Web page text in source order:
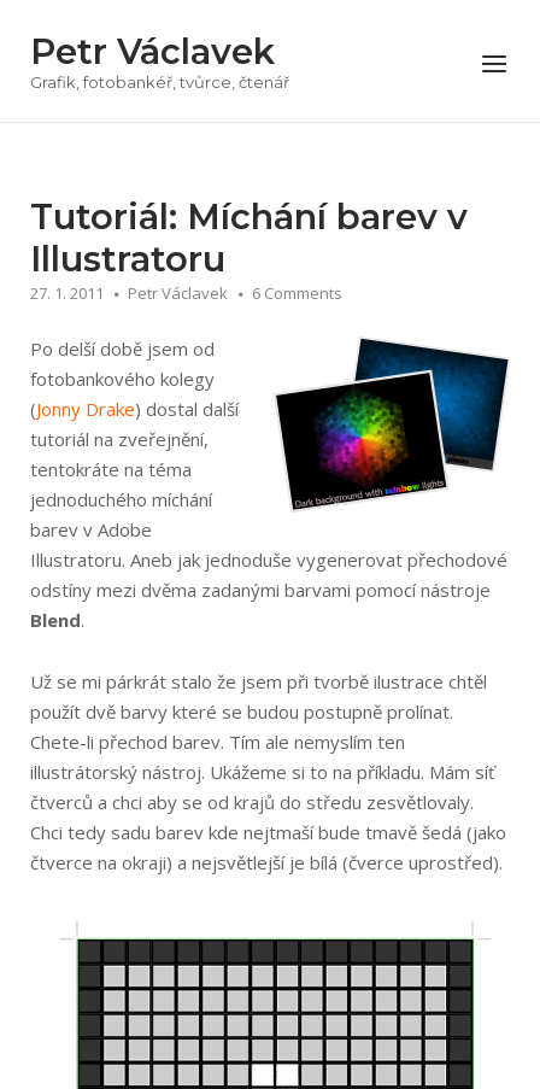
obsah
Petr Václavek
Grafik, fotobankéř, tvůrce, čtenář
Menu
Tutoriál: Míchání barev v
Illustratoru
27. 1. 2011 Petr Václavek 6 Comments
Po delší době jsem od
fotobankového kolegy
(Jonny Drake) dostal další
tutoriál na zveřejnění,
tentokráte na téma
jednoduchého míchání
barev v Adobe
Illustratoru. Aneb jak jednoduše vygenerovat přechodové
odstíny mezi dvěma zadanými barvami pomocí nástroje
Blend.
Už se mi párkrát stalo že jsem při tvorbě ilustrace chtěl
použít dvě barvy které se budou postupně prolínat.
Chete-li přechod barev. Tím ale nemyslím ten
illustrátorský nástroj. Ukážeme si to na příkladu. Mám síť
čtverců a chci aby se od krajů do středu zesvětlovaly.
Chci tedy sadu barev kde nejtmaší bude tmavě šedá (jako
čtverce na okraji) a nejsvětlejší je bílá (čverce uprostřed).